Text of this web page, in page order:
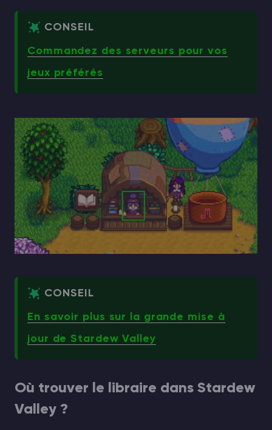
CONSEIL
Commandez des serveurs pour vos
jeux préférés
CONSEIL
En savoir plus sur la grande mise à
jour de Stardew Valley
Où trouver le libraire dans Stardew
Valley ?